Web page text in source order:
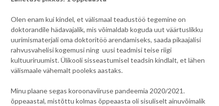
Olen enam kui kindel, et välismaal teadustöö tegemine on
doktorandile hädavajalik, mis võimaldab koguda uut väärtuslikku
uurimismaterjali oma doktoritöö arendamiseks, saada pikaajalisi
rahvusvahelisi kogemusi ning uusi teadmisi teise riigi
kultuuriruumist. Ülikooli sisseastumisel teadsin kindlalt, et lähen
välismaale vähemalt pooleks aastaks.
Minu plaane segas koroonaviiruse pandeemia 2020/2021.
õppeaastal, mistõttu kolmas õppeaasta oli sisuliselt ainuvõimalik